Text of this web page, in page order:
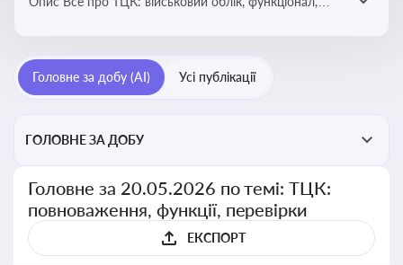
Головне за добу (AI) Усі публікації
ГОЛОВНЕ ЗА ДОБУ
Головне за 20.05.2026 по темі: ТЦК:
повноваження, функції, перевірки
ЕКСПОРТ